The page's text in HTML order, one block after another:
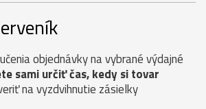
objednávky na vybrané výdajné
sami určiť čas, kedy si tovar
na vyzdvihnutie zásielky